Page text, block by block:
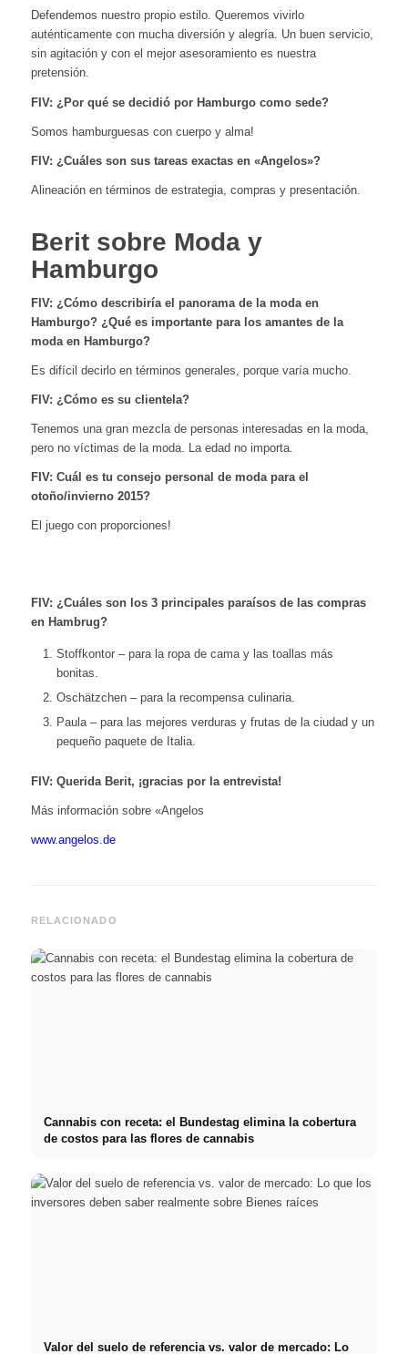
Defendemos nuestro propio estilo. Queremos vivirlo
auténticamente con mucha diversión y alegría. Un buen servicio,
sin agitación y con el mejor asesoramiento es nuestra
pretensión.
FIV: ¿Por qué se decidió por Hamburgo como sede?
Somos hamburguesas con cuerpo y alma!
FIV: ¿Cuáles son sus tareas exactas en «Angelos»?
Alineación en términos de estrategia, compras y presentación.
Berit sobre Moda y
Hamburgo
FIV: ¿Cómo describiría el panorama de la moda en
Hamburgo? ¿Qué es importante para los amantes de la
moda en Hamburgo?
Es difícil decirlo en términos generales, porque varía mucho.
FIV: ¿Cómo es su clientela?
Tenemos una gran mezcla de personas interesadas en la moda,
pero no víctimas de la moda. La edad no importa.
FIV: Cuál es tu consejo personal de moda para el
otoño/invierno 2015?
El juego con proporciones!
FIV: ¿Cuáles son los 3 principales paraísos de las compras
en Hambrug?
Stoffkontor – para la ropa de cama y las toallas más
bonitas.
Oschätzchen – para la recompensa culinaria.
Paula – para las mejores verduras y frutas de la ciudad y un
pequeño paquete de Italia.
FIV: Querida Berit, ¡gracias por la entrevista!
Más información sobre «Angelos
www.angelos.de
RELACIONADO
Cannabis con receta: el Bundestag elimina la cobertura
de costos para las flores de cannabis
Valor del suelo de referencia vs. valor de mercado: Lo